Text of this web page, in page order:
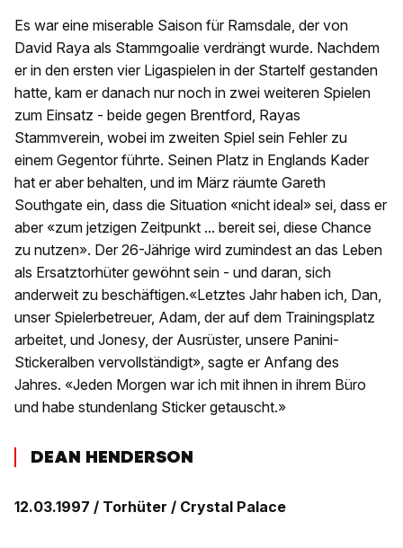
Es war eine miserable Saison für Ramsdale, der von
David Raya als Stammgoalie verdrängt wurde. Nachdem
er in den ersten vier Ligaspielen in der Startelf gestanden
hatte, kam er danach nur noch in zwei weiteren Spielen
zum Einsatz - beide gegen Brentford, Rayas
Stammverein, wobei im zweiten Spiel sein Fehler zu
einem Gegentor führte. Seinen Platz in Englands Kader
hat er aber behalten, und im März räumte Gareth
Southgate ein, dass die Situation «nicht ideal» sei, dass er
aber «zum jetzigen Zeitpunkt ... bereit sei, diese Chance
zu nutzen». Der 26-Jährige wird zumindest an das Leben
als Ersatztorhüter gewöhnt sein - und daran, sich
anderweit zu beschäftigen.«Letztes Jahr haben ich, Dan,
unser Spielerbetreuer, Adam, der auf dem Trainingsplatz
arbeitet, und Jonesy, der Ausrüster, unsere Panini-
Stickeralben vervollständigt», sagte er Anfang des
Jahres. «Jeden Morgen war ich mit ihnen in ihrem Büro
und habe stundenlang Sticker getauscht.»
DEAN HENDERSON
12.03.1997 / Torhüter / Crystal Palace